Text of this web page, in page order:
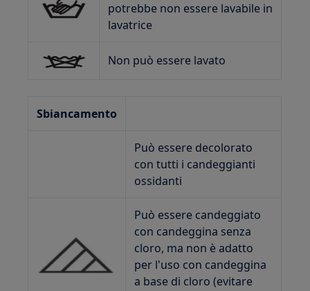
potrebbe non essere lavabile in
lavatrice
Non può essere lavato
Sbiancamento
Può essere decolorato
con tutti i candeggianti
ossidanti
Può essere candeggiato
con candeggina senza
cloro, ma non è adatto
per l'uso con candeggina
a base di cloro (evitare